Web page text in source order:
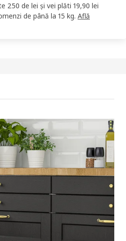
250 de lei și vei plăti 19,90 lei
de până la 15 kg. Află